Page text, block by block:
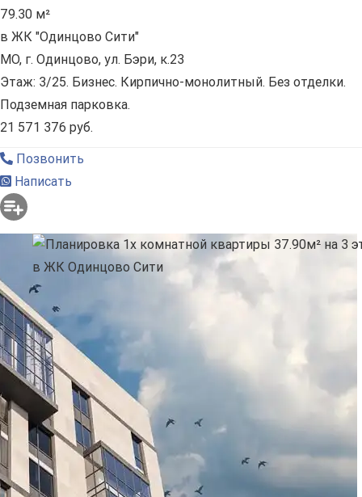
79.30 м²
в ЖК "Одинцово Сити"
МО, г. Одинцово, ул. Бэри, к.23
Этаж: 3/25. Бизнес. Кирпично-монолитный. Без отделки.
Подземная парковка.
21 571 376 руб.
Позвонить
Написать